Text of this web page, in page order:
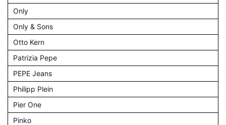
Only
Only & Sons
Otto Kern
Patrizia Pepe
PEPE Jeans
Philipp Plein
Pier One
Pinko